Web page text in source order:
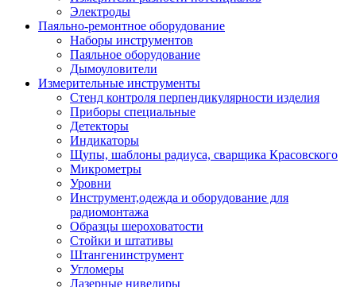
Электроды
Паяльно-ремонтное оборудование
Наборы инструментов
Паяльное оборудование
Дымоуловители
Измерительные инструменты
Стенд контроля перпендикулярности изделия
Приборы специальные
Детекторы
Индикаторы
Щупы, шаблоны радиуса, сварщика Красовского
Микрометры
Уровни
Инструмент,одежда и оборудование для
радиомонтажа
Образцы шероховатости
Стойки и штативы
Штангенинструмент
Угломеры
Лазерные нивелиры